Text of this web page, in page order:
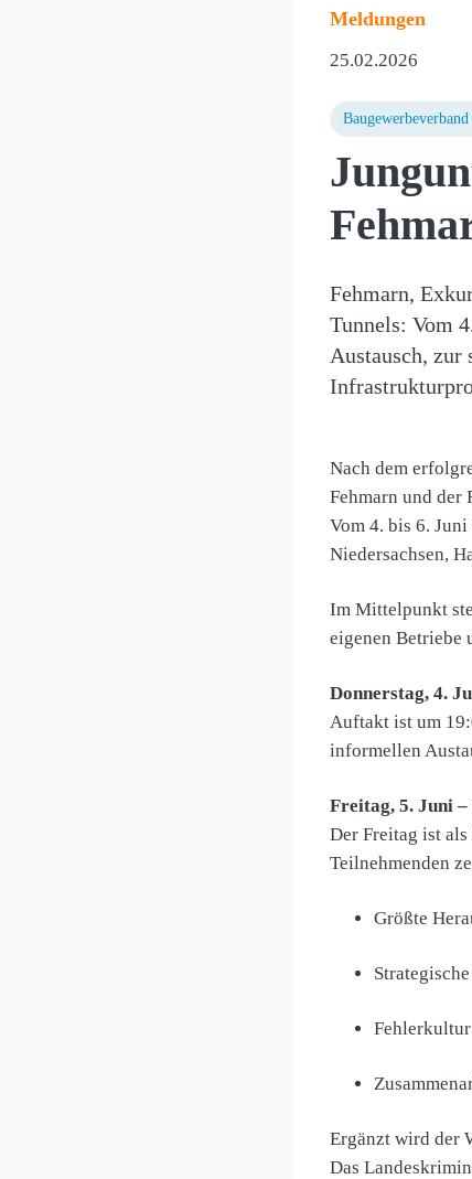
Meldungen
25.02.2026
Fehmarn,
Tunnels: Vom
Austausch,
Nach dem
Fehmarn und der
Vom 4. bis 6.
Niedersachsen,
Im Mittelpunkt
eigenen Betriebe
Donnerstag, 4.
Auftakt ist um
informellen
Freitag, 5. Juni
Der Freitag ist
Teilnehmenden
Größte
Ergänzt wird der
Das